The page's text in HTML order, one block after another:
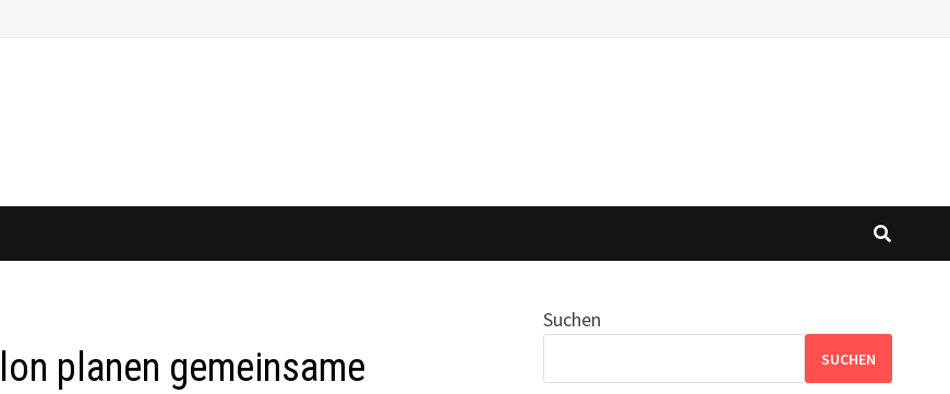
planen gemeinsame
Suchen
SUCHEN